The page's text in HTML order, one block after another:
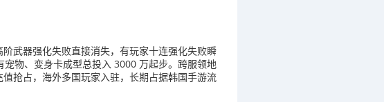
武器强化失败直接消失，有玩家十连强化失败瞬
物、变身卡成型总投入 3000 万起步。跨服领地
抢占，海外多国玩家入驻，长期占据韩国手游流